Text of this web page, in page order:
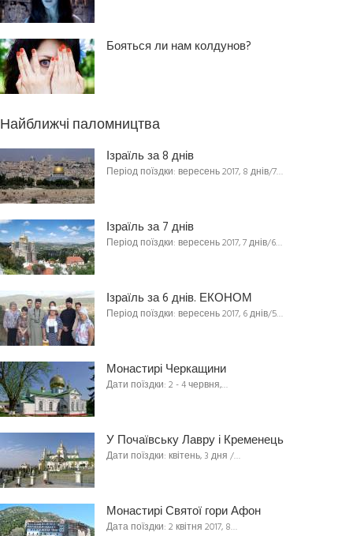
Бояться ли нам колдунов?
Найближчі паломництва
Ізраїль за 8 днів
Період поїздки: вересень 2017, 8 днів/7…
Ізраїль за 7 днів
Період поїздки: вересень 2017, 7 днів/6…
Ізраїль за 6 днів. ЕКОНОМ
Період поїздки: вересень 2017, 6 днів/5…
Монастирі Черкащини
Дати поїздки: 2 - 4 червня,…
У Почаївську Лавру і Кременець
Дати поїздки: квітень, 3 дня /…
Монастирі Святої гори Афон
Дата поїздки: 2 квітня 2017, 8…